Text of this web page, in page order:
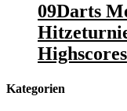
09Darts
Highscores
Kategorien